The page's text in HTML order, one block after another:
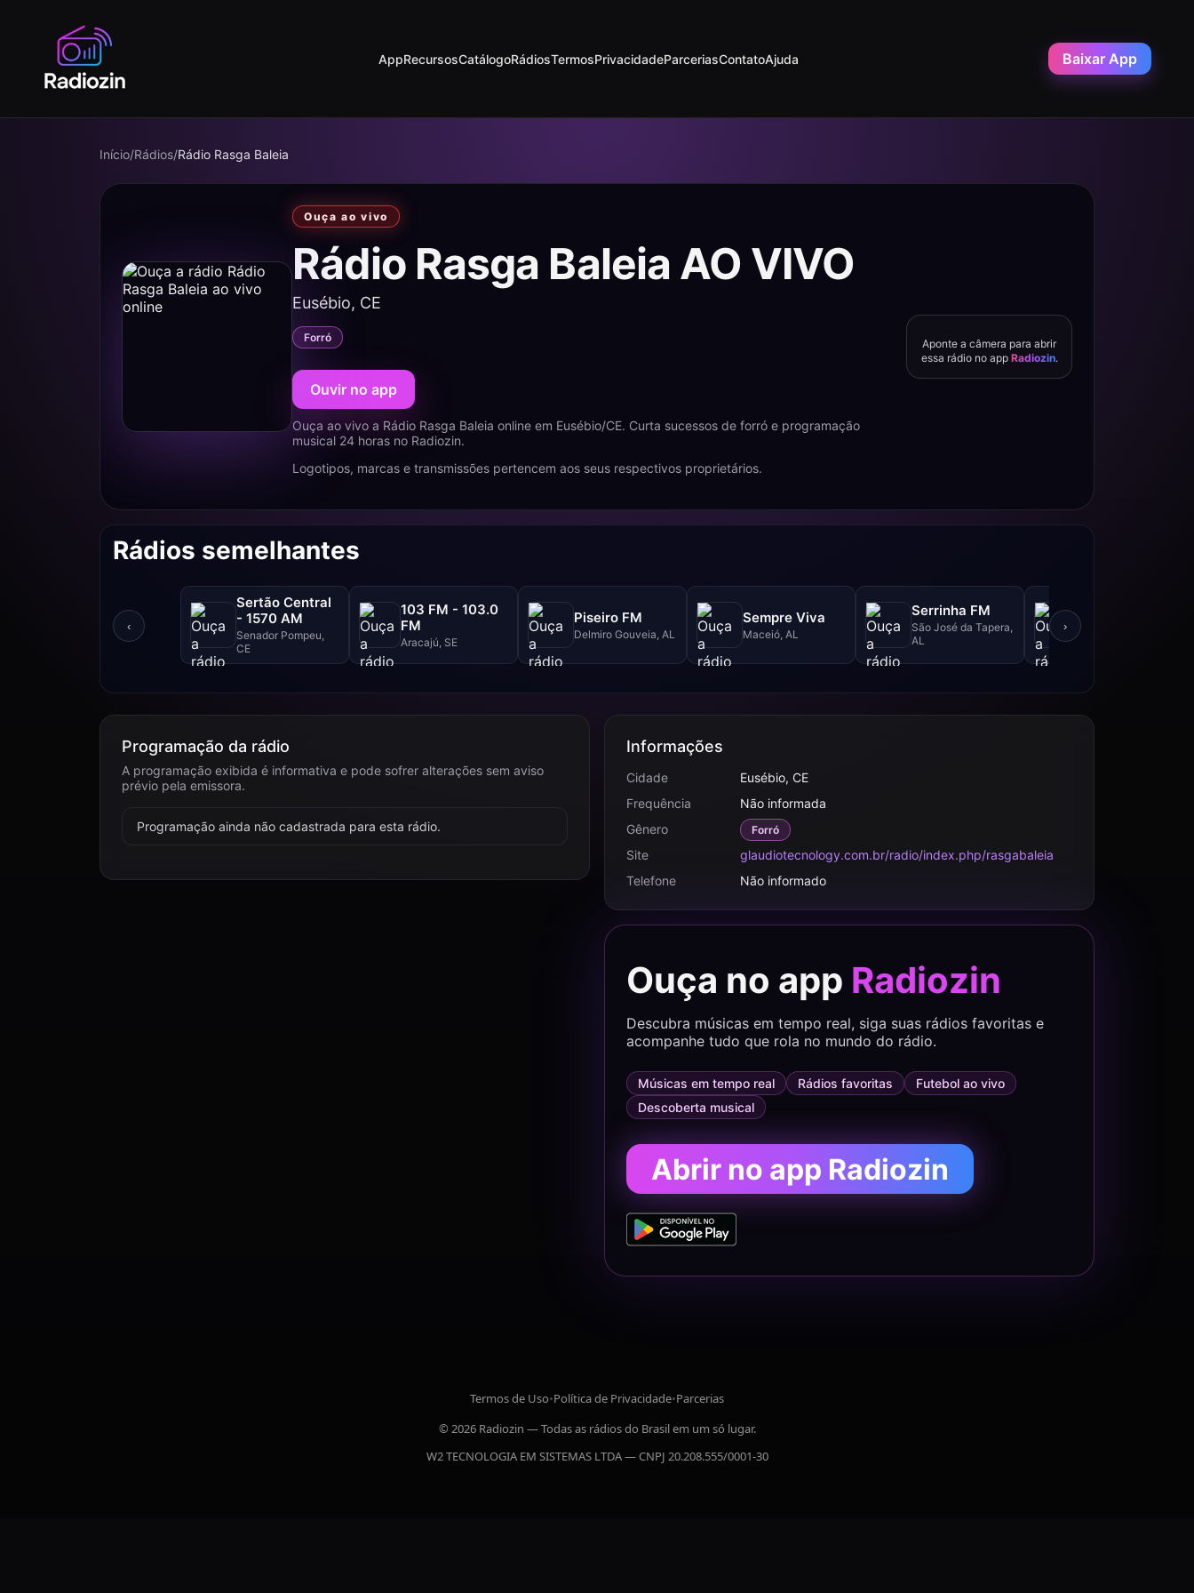
AppRecursosCatálogoRádiosTermosPrivacidadeParceriasContatoAjuda Baixar App
Início/Rádios/Rádio Rasga Baleia
Ouça ao vivo
Rádio Rasga Baleia AO VIVO
Eusébio, CE
Forró
Ouvir no app
Ouça ao vivo a Rádio Rasga Baleia online em Eusébio/CE. Curta sucessos de forró e programação
musical 24 horas no Radiozin.
Logotipos, marcas e transmissões pertencem aos seus respectivos proprietários.
Aponte a câmera para abrir
essa rádio no app Radiozin.
Rádios semelhantes
‹
Sertão Central
- 1570 AM
Senador Pompeu,
CE
103 FM - 103.0
FM
Aracajú, SE
Piseiro FM
Delmiro Gouveia, AL
Sempre Viva
Maceió, AL
Serrinha FM
São José da Tapera,
AL
Teotônio Vilela, AL
›
Programação da rádio
A programação exibida é informativa e pode sofrer alterações sem aviso
prévio pela emissora.
Programação ainda não cadastrada para esta rádio.
Informações
Cidade
Eusébio, CE
Frequência
Não informada
Gênero
Forró
Site
glaudiotecnology.com.br/radio/index.php/rasgabaleia
Telefone
Não informado
Ouça no app Radiozin
Descubra músicas em tempo real, siga suas rádios favoritas e
acompanhe tudo que rola no mundo do rádio.
Músicas em tempo real Rádios favoritas
Futebol ao vivo
Descoberta musical
Abrir no app Radiozin
Termos de Uso•Política de Privacidade•Parcerias
© 2026 Radiozin — Todas as rádios do Brasil em um só lugar.
W2 TECNOLOGIA EM SISTEMAS LTDA — CNPJ 20.208.555/0001-30